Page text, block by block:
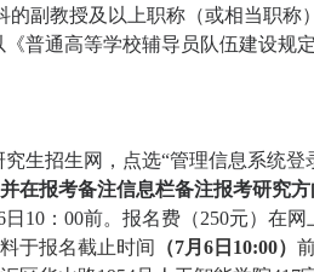
的副教授及以上职称（或相当职称
普通高等学校辅导员队伍建设规定
生招生网，点选“管理信息系统
在报考备注信息栏备注报考研究方
日 10 ：00前。报名费（250元）在网
于报名截止时间
（7月 6 日 10:00）